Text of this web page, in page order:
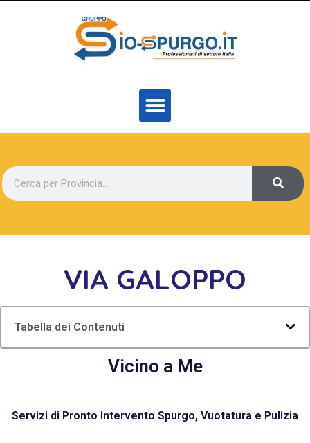
VIA GALOPPO
Tabella dei Contenuti
Vicino a Me
Servizi di Pronto Intervento Spurgo, Vuotatura e Pulizia